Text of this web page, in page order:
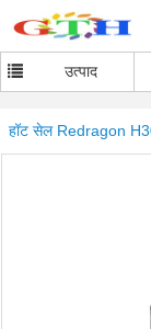
उत्पाद
हॉट सेल Redragon